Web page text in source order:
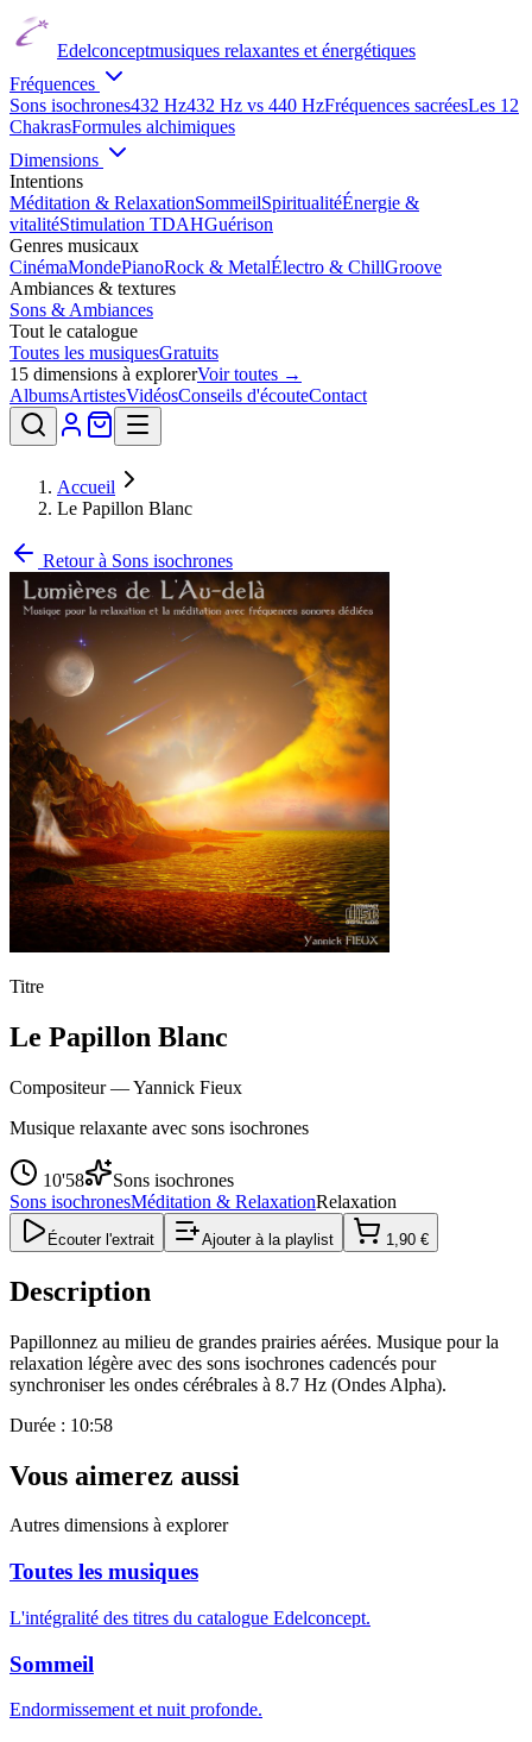
Edelconceptmusiques relaxantes et énergétiques
Fréquences
Sons isochrones432 Hz432 Hz vs 440 HzFréquences sacréesLes 12
ChakrasFormules alchimiques
Dimensions
Intentions
Méditation & RelaxationSommeilSpiritualitéÉnergie &
vitalitéStimulation TDAHGuérison
Genres musicaux
CinémaMondePianoRock & MetalÉlectro & ChillGroove
Ambiances & textures
Sons & Ambiances
Tout le catalogue
Toutes les musiquesGratuits
15 dimensions à explorerVoir toutes →
AlbumsArtistesVidéosConseils d'écouteContact
Accueil
Le Papillon Blanc
Retour à Sons isochrones
Titre
Le Papillon Blanc
Compositeur —Yannick Fieux
Musique relaxante avec sons isochrones
10'58
Sons isochrones
Sons isochronesMéditation & RelaxationRelaxation
Écouter l'extrait Ajouter à la playlist 1,90 €
Description
Papillonnez au milieu de grandes prairies aérées. Musique pour la
relaxation légère avec des sons isochrones cadencés pour
synchroniser les ondes cérébrales à 8.7 Hz (Ondes Alpha).
Durée : 10:58
Vous aimerez aussi
Autres dimensions à explorer
Toutes les musiques
L'intégralité des titres du catalogue Edelconcept.
Sommeil
Endormissement et nuit profonde.